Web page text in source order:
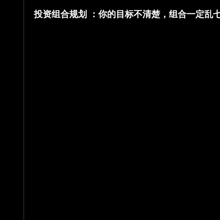
投资组合规划 ：你的目标不清楚，组合一定乱